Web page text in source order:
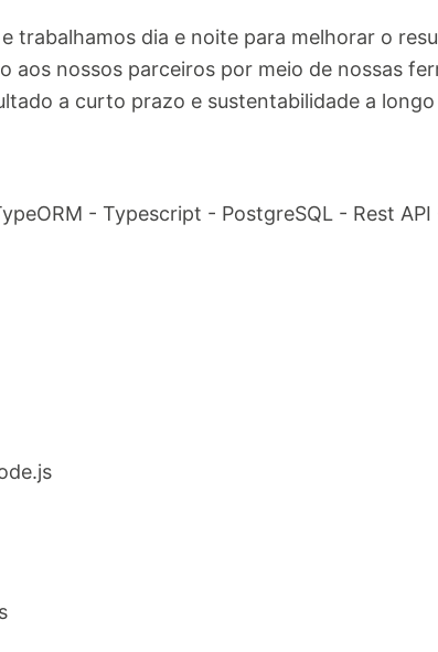
trabalhamos dia e noite para melhorar o
aos nossos parceiros por meio de nossas
a curto prazo e sustentabilidade a
- Typescript - PostgreSQL - Rest API